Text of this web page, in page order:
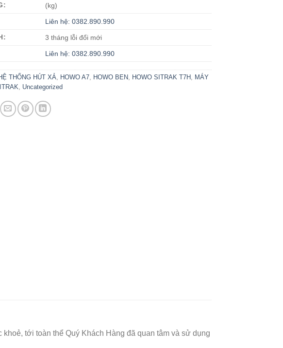
(kg)
Liên hệ: 0382.890.990
3 tháng lỗi đổi mới
Liên hệ: 0382.890.990
THỐNG HÚT XẢ HOWO A7 HOWO BEN HOWO SITRAK T7H
MÁY
Uncategorized
tới toàn thể Quý Khách Hàng đã quan tâm và sử dụng